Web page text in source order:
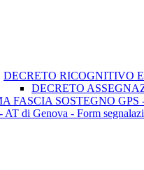
DECRETO RICOGNITIVO
DECRETO
FASCIA SOSTEGNO
AT di Genova - Form